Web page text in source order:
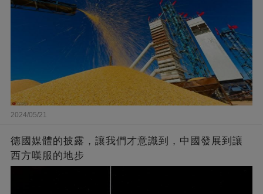
2024/05/21
德國媒體的披露，讓我們才意識到，中國發展到讓
西方嘆服的地步